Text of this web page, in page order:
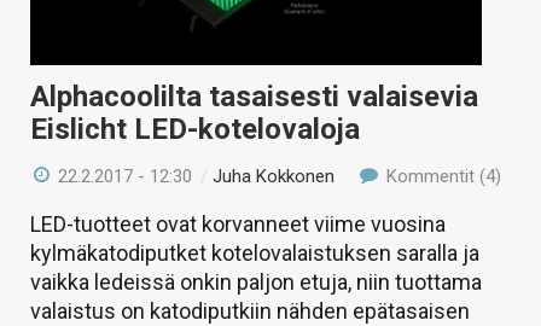
HAKU
Alphacoolilta tasaisesti valaisevia
Eislicht LED-kotelovaloja
22.2.2017 - 12:30 /Juha Kokkonen Kommentit (4)
LED-tuotteet ovat korvanneet viime vuosina
kylmäkatodiputket kotelovalaistuksen saralla ja
vaikka ledeissä onkin paljon etuja, niin tuottama
valaistus on katodiputkiin nähden epätasaisen